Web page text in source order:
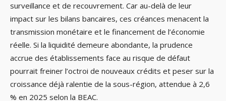
surveillance et de recouvrement. Car au-delà de leur
impact sur les bilans bancaires, ces créances menacent la
transmission monétaire et le financement de l’économie
réelle. Si la liquidité demeure abondante, la prudence
accrue des établissements face au risque de défaut
pourrait freiner l’octroi de nouveaux crédits et peser sur la
croissance déjà ralentie de la sous-région, attendue à 2,6
% en 2025 selon la BEAC.